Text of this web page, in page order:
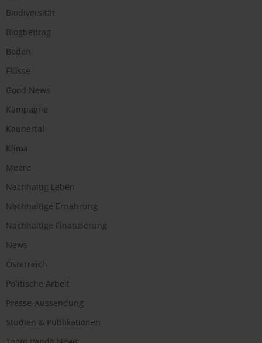
Biodiversität
Blogbeitrag
Boden
Flüsse
Good News
Kampagne
Kaunertal
Klima
Meere
Nachhaltig Leben
Nachhaltige Ernährung
Nachhaltige Finanzierung
News
Österreich
Politische Arbeit
Presse-Aussendung
Studien & Publikationen